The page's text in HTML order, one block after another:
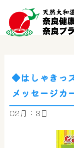
◆はしゃきっ
メッセージカ
02月：3日
AIコン
ご質